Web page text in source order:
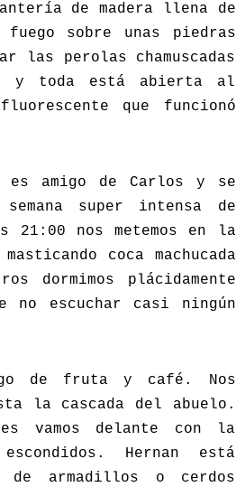
de madera llena de
sobre unas piedras
las perolas chamuscadas
y toda está abierta al
que funcionó
amigo de Carlos y se
super intensa de
nos metemos en la
coca machucada
dormimos plácidamente
no escuchar casi ningún
de fruta y café. Nos
la cascada del abuelo.
vamos delante con la
Hernan está
de armadillos o cerdos